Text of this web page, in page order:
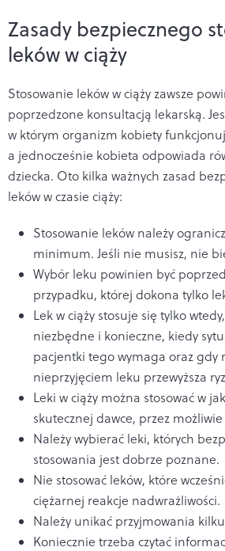
Zasady bezpiecznego
leków w ciąży
Stosowanie leków w ciąży zawsze
poprzedzone konsultacją lekarską.
w którym organizm kobiety
a jednocześnie kobieta odpowiada
dziecka. Oto kilka ważnych zasad
leków w czasie ciąży:
Stosowanie leków należy
minimum. Jeśli nie musisz, nie
Wybór leku powinien być
przypadku, której dokona tylko
Lek w ciąży stosuje się tylko
niezbędne i konieczne, kiedy
pacjentki tego wymaga oraz gdy
nieprzyjęciem leku przewyższa
Leki w ciąży można stosować w
skutecznej dawce, przez
Należy wybierać leki, których
stosowania jest dobrze poznane.
Nie stosować leków, które
ciężarnej reakcje nadwrażliwości.
Należy unikać przyjmowania
Koniecznie trzeba czytać